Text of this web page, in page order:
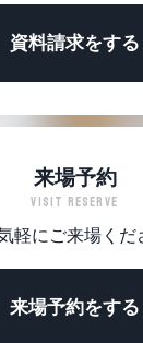
資料請求をする
来場予約
VISIT RESERVE
軽にご来場くだ
来場予約をする